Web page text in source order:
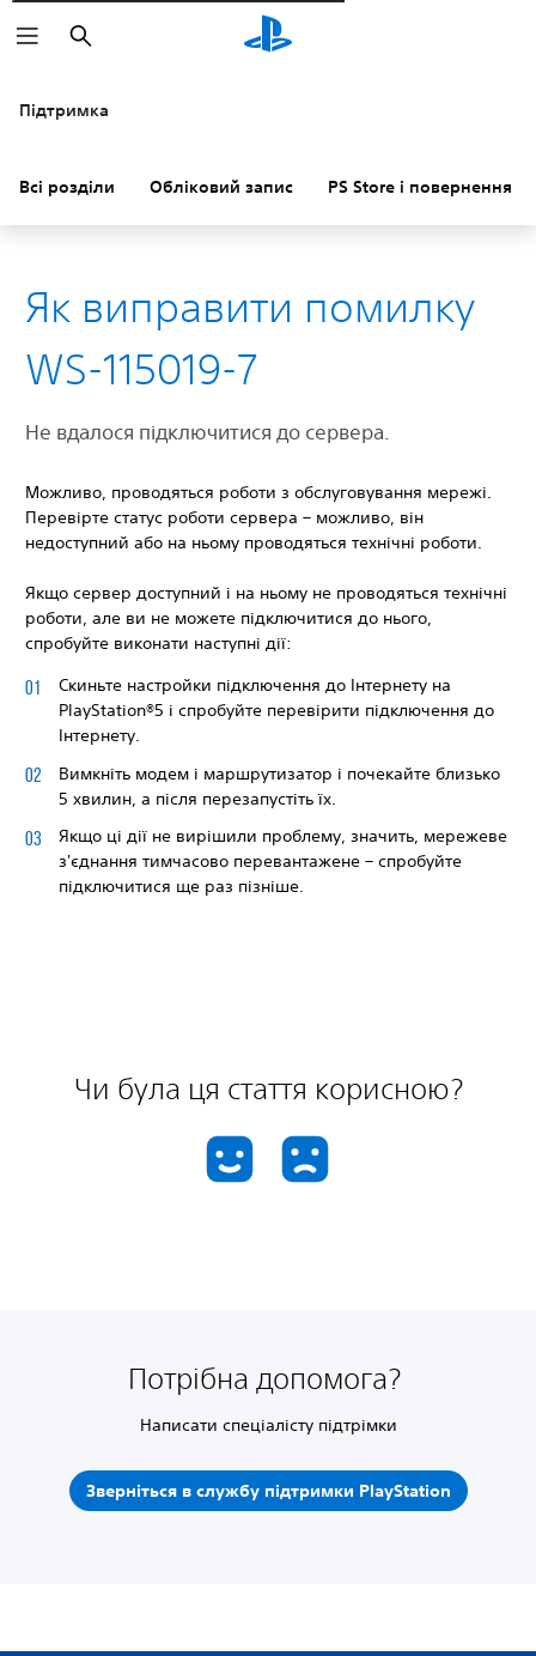
Пошук
Підтримка
Всі розділи Обліковий запис PS Store і повернення
Як виправити помилку
WS-115019-7
Не вдалося підключитися до сервера.
Можливо, проводяться роботи з обслуговування мережі.
Перевірте статус роботи сервера – можливо, він
недоступний або на ньому проводяться технічні роботи.
Якщо сервер доступний і на ньому не проводяться технічні
роботи, але ви не можете підключитися до нього,
спробуйте виконати наступні дії:
Скиньте настройки підключення до Інтернету на
PlayStation®5 і спробуйте перевірити підключення до
Інтернету.
Вимкніть модем і маршрутизатор і почекайте близько
5 хвилин, а після перезапустіть їх.
Якщо ці дії не вирішили проблему, значить, мережеве
з'єднання тимчасово перевантажене – спробуйте
підключитися ще раз пізніше.
Чи була ця стаття корисною?
Потрібна допомога?
Написати спеціалісту підтрімки
Зверніться в службу підтримки PlayStation